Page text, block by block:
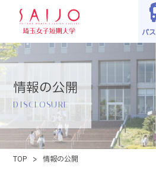
バ
情報の公開
DISCLOSURE
TOP > 情報の公開